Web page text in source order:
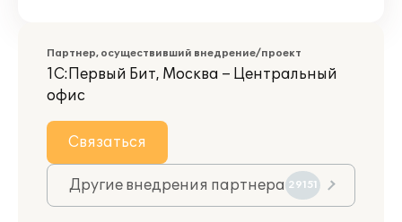
Партнер, осуществивший внедрение/проект
1С:Первый Бит, Москва – Центральный
офис
Связаться
Другие внедрения партнера 29151